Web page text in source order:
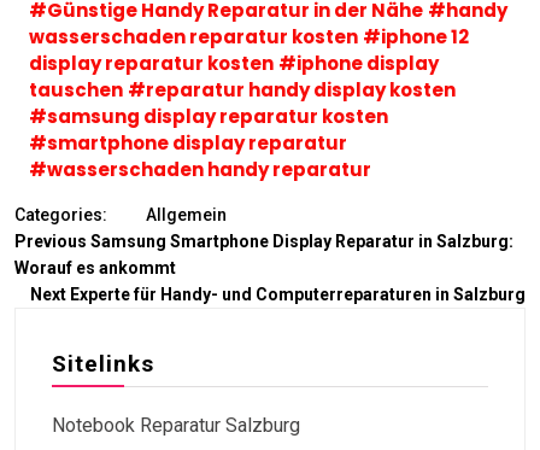
#Günstige Handy Reparatur in der Nähe #handy
wasserschaden reparatur kosten #iphone 12
display reparatur kosten #iphone display
tauschen #reparatur handy display kosten
#samsung display reparatur kosten
#smartphone display reparatur
#wasserschaden handy reparatur
Categories:
Allgemein
Previous Samsung Smartphone Display Reparatur in Salzburg:
Worauf es ankommt
Next Experte für Handy- und Computerreparaturen in Salzburg
Sitelinks
Notebook Reparatur Salzburg